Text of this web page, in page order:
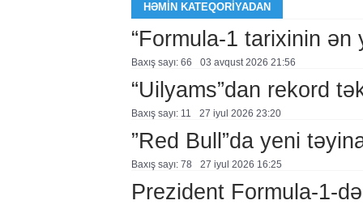
HƏMIN KATEQORIYADAN
“Formula-1 tarixinin ən
Baxış sayı: 66 03 avqust 2026 21:56
“Uilyams”dan rekord
Baxış sayı: 11 27 i̇yul 2026 23:20
”Red Bull”da yeni
Baxış sayı: 78 27 i̇yul 2026 16:25
Prezident Formula-1-